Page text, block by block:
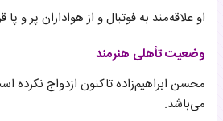
او علاقه‌مند به فوتبال و از هواداران پر
وضعیت تأهلی هنرمند
محسن ابراهیم‌زاده تاکنون ازدواج
می‌باشد.